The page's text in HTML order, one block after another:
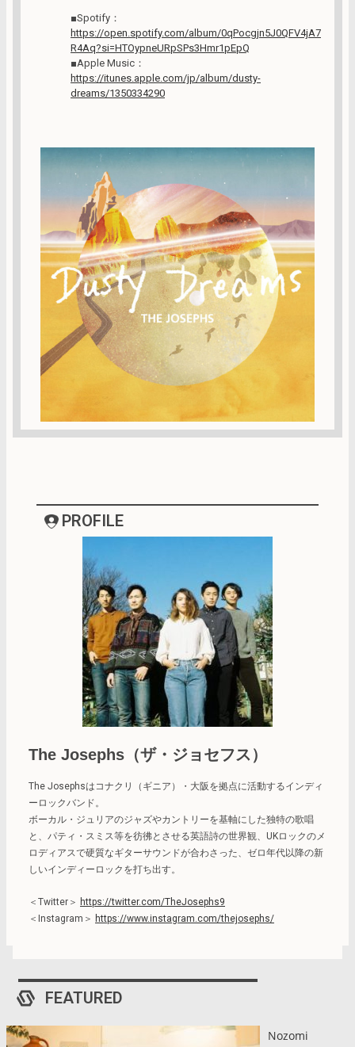
■Spotify：
https://open.spotify.com/album/0qPocgjn5J0QFV4jA7
R4Aq?si=HTOypneURpSPs3Hmr1pEpQ
■Apple Music：
https://itunes.apple.com/jp/album/dusty-
dreams/1350334290
PROFILE
The Josephs（ザ・ジョセフス）
The Josephsはコナクリ（ギニア）・大阪を拠点に活動するインディ
ーロックバンド。
ボーカル・ジュリアのジャズやカントリーを基軸にした独特の歌唱
と、パティ・スミス等を彷彿とさせる英語詩の世界観、UKロックのメ
ロディアスで硬質なギターサウンドが合わさった、ゼロ年代以降の新
しいインディーロックを打ち出す。
＜Twitter＞ https://twitter.com/TheJosephs9
＜Instagram＞ https://www.instagram.com/thejosephs/
FEATURED
Nozomi